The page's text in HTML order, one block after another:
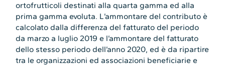
ortofrutticoli destinati alla quarta gamma ed alla
prima gamma evoluta. L’ammontare del contributo è
calcolato dalla differenza del fatturato del periodo
da marzo a luglio 2019 e l’ammontare del fatturato
dello stesso periodo dell’anno 2020, ed è da ripartire
tra le organizzazioni ed associazioni beneficiarie e